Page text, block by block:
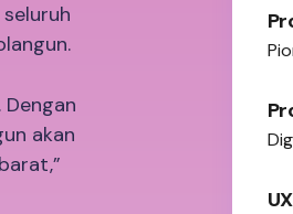
akan